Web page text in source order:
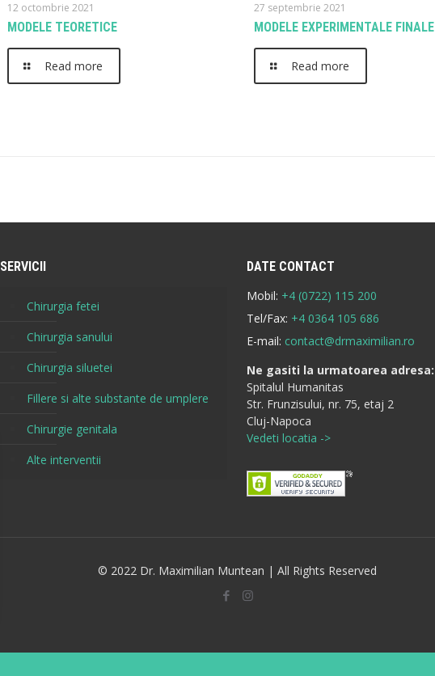
12 octombrie 2021
MODELE TEORETICE
Read more
27 septembrie 2021
MODELE EXPERIMENTALE FINALE
Read more
SERVICII
Chirurgia fetei
Chirurgia sanului
Chirurgia siluetei
Fillere si alte substante de umplere
Chirurgie genitala
Alte interventii
DATE CONTACT
Mobil: +4 (0722) 115 200
Tel/Fax: +4 0364 105 686
E-mail: contact@drmaximilian.ro
Ne gasiti la urmatoarea adresa:
Spitalul Humanitas
Str. Frunzisului, nr. 75, etaj 2
Cluj-Napoca
Vedeti locatia ->
© 2022 Dr. Maximilian Muntean | All Rights Reserved